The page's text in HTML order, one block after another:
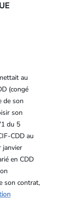
au
(congé
de son
son
du 5
CDD au
janvier
en CDD
son contrat,